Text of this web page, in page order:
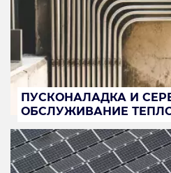
ПУСКОНАЛАДКА И
ОБСЛУЖИВАНИЕ